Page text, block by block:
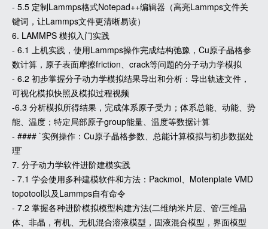
- 5.5 定制Lammps格式Notepad++编辑器（高亮Lammps文件关
键词，让Lammps文件更清晰易读）
6. LAMMPS 模拟入门实践
- 6.1 上机实践，使用Lammps操作完成结构弛豫，Cu原子晶格参
数计算，原子表面摩擦friction、crack等问题的分子动力学模拟
- 6.2 初步掌握分子动力学模拟结果导出和分析：导出轨迹文件，
可视化模拟快照及模拟过程视频
-6.3 分析模拟所得结果，完成体系原子受力；体系总能、动能、势
能、温度；特定局部原子group能量、温度等数据计算
- #### `实例操作：Cu原子晶格参数、总能计算模拟与初步数据处
理`
7. 分子动力学软件进阶建模实践
- 7.1 学会使用多种建模软件和方法：Packmol、Motenplate VMD
topotool以及Lammps自有命令
- 7.2 掌握各种进阶模拟模型构建方法(二维纳米片层、管/三维晶
体、非晶，有机、无机混合溶液模型，固液混合模型，界面模型